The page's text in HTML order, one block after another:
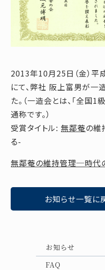
2013年10月25日（金）
にて、弊社 阪上富男が一
た。（一造会とは、「全国
通称です。）
受賞タイトル:無鄰菴の維
る-
無鄰菴の維持管理─時代
お知らせ一覧に
お知らせ
FAQ